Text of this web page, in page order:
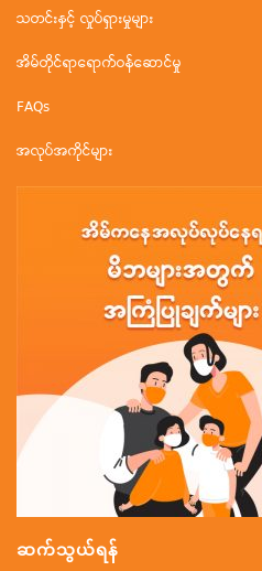
သတင်းနှင့် လှုပ်ရှားမှုများ
အိမ်တိုင်ရာရောက်ဝန်ဆောင်မှု
FAQs
အလုပ်အကိုင်များ
ဆက်သွယ်ရန်